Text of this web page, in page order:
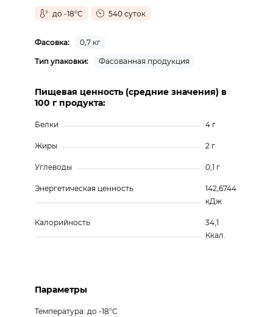
до -18°С 540 суток
Фасовка:
0,7 кг
Тип упаковки:
Фасованная продукция
Пищевая ценность (средние значения) в
100 г продукта:
Белки 4 г
Жиры 2 г
Углеводы 0,1 г
Энергетическая ценность
142,6744
кДж
Калорийность
34,1
Ккал.
Параметры
Температура: до -18°С